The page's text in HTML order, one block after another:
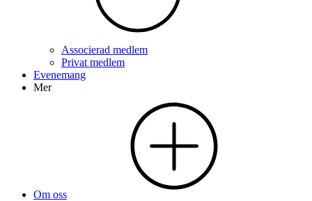
Associerad medlem
Privat medlem
Evenemang
Mer
Om oss